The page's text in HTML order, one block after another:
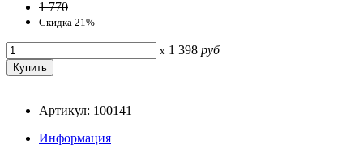
1 770
Скидка 21%
x 1 398 руб
Артикул: 100141
Информация